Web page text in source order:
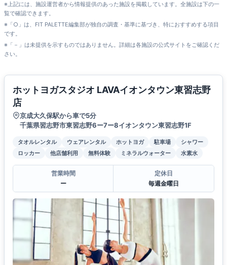
※上記には、施設運営者から情報提供のあった施設を掲載しています。全施設は下の一
覧で確認できます。
※「○」は、FIT PALETTE編集部が独自の調査・基準に基づき、特におすすめする項目
です。
※「－」は未提供を示すものではありません。詳細は各施設の公式サイトをご確認くだ
さい。
ホットヨガスタジオ LAVAイオンタウン東習志野
店
京成大久保駅から車で5分
千葉県習志野市東習志野6ー7ー8イオンタウン東習志野1F
タオルレンタル ウェアレンタル ホットヨガ 駐車場
シャワー
ロッカー
他店舗利用 無料体験 ミネラルウォーター 水素水
営業時間
ー
定休日
毎週金曜日